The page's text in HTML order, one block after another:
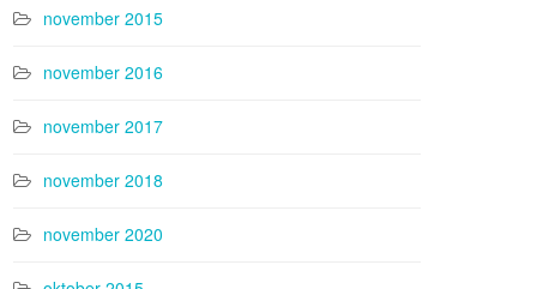
november 2015
november 2016
november 2017
november 2018
november 2020